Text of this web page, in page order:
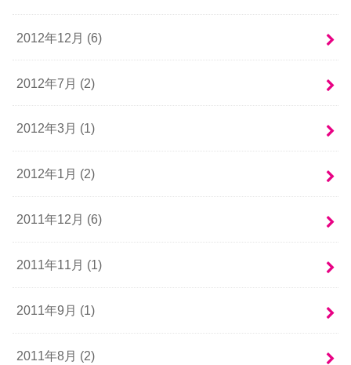
2012年12月 (6)
2012年7月 (2)
2012年3月 (1)
2012年1月 (2)
2011年12月 (6)
2011年11月 (1)
2011年9月 (1)
2011年8月 (2)